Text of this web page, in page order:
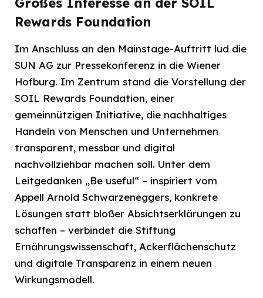
Rewards Foundation
Im Anschluss an den Mainstage-Auftritt lud die
SUN AG zur Pressekonferenz in die Wiener
Hofburg. Im Zentrum stand die Vorstellung der
SOIL Rewards Foundation, einer
gemeinnützigen Initiative, die nachhaltiges
Handeln von Menschen und Unternehmen
transparent, messbar und digital
nachvollziehbar machen soll. Unter dem
Leitgedanken „Be useful“ – inspiriert vom
Appell Arnold Schwarzeneggers, konkrete
Lösungen statt bloßer Absichtserklärungen zu
schaffen – verbindet die Stiftung
Ernährungswissenschaft, Ackerflächenschutz
und digitale Transparenz in einem neuen
Wirkungsmodell.